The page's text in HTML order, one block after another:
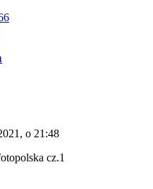
o 21:48
cz.1